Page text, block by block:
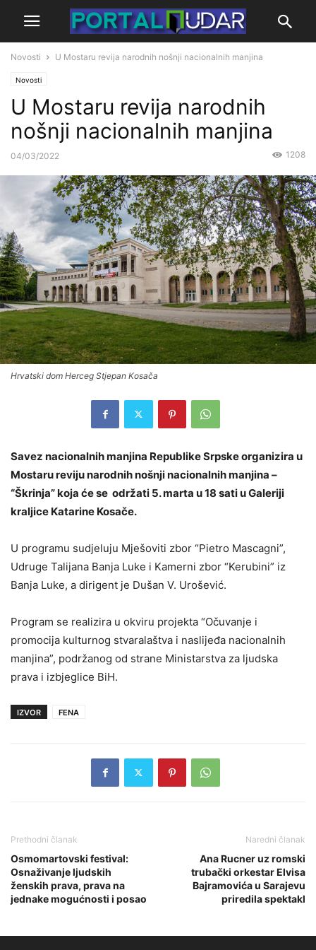
Novosti U Mostaru revija narodnih nošnji nacionalnih manjina
Novosti
U Mostaru revija narodnih
nošnji nacionalnih manjina
04/03/2022 1208
Hrvatski dom Herceg Stjepan Kosača
Savez nacionalnih manjina Republike Srpske organizira u
Mostaru reviju narodnih nošnji nacionalnih manjina –
“Škrinja” koja će se održati 5. marta u 18 sati u Galeriji
kraljice Katarine Kosače.
U programu sudjeluju Mješoviti zbor “Pietro Mascagni”,
Udruge Talijana Banja Luke i Kamerni zbor “Kerubini” iz
Banja Luke, a dirigent je Dušan V. Urošević.
Program se realizira u okviru projekta “Očuvanje i
promocija kulturnog stvaralaštva i naslijeđa nacionalnih
manjina”, podržanog od strane Ministarstva za ljudska
prava i izbjeglice BiH.
IZVOR FENA
Prethodni članak
Osmomartovski festival:
Osnaživanje ljudskih
ženskih prava, prava na
jednake mogućnosti i posao
Naredni članak
Ana Rucner uz romski
trubački orkestar Elvisa
Bajramovića u Sarajevu
priredila spektakl